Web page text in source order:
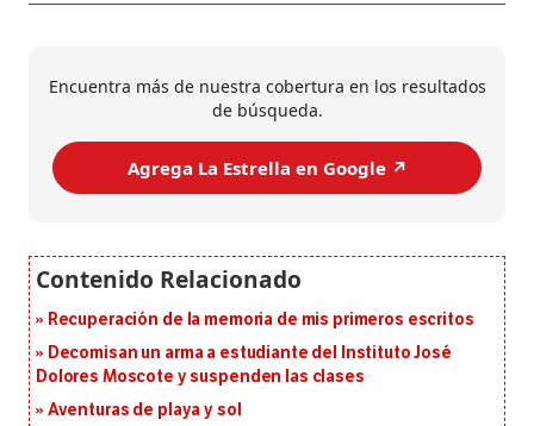
Encuentra más de nuestra cobertura en los resultados
de búsqueda.
Agrega La Estrella en Google ↗️
Recuperación de la memoria de mis primeros escritos
Decomisan un arma a estudiante del Instituto José
Dolores Moscote y suspenden las clases
Aventuras de playa y sol